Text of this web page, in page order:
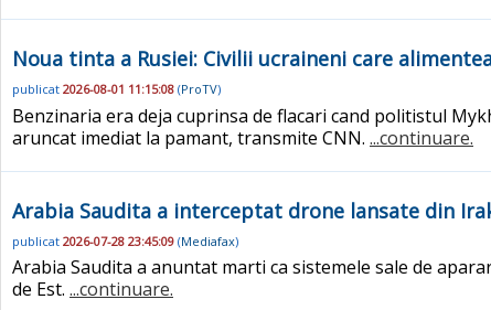
Noua tinta a Rusiei: Civilii ucraineni care
publicat 2026-08-01 11:15:08 (ProTV)
Benzinaria era deja cuprinsa de flacari cand politistul
aruncat imediat la pamant, transmite CNN. ...continuare.
Arabia Saudita a interceptat drone lansate din
publicat 2026-07-28 23:45:09 (Mediafax)
Arabia Saudita a anuntat marti ca sistemele sale de
de Est. ...continuare.